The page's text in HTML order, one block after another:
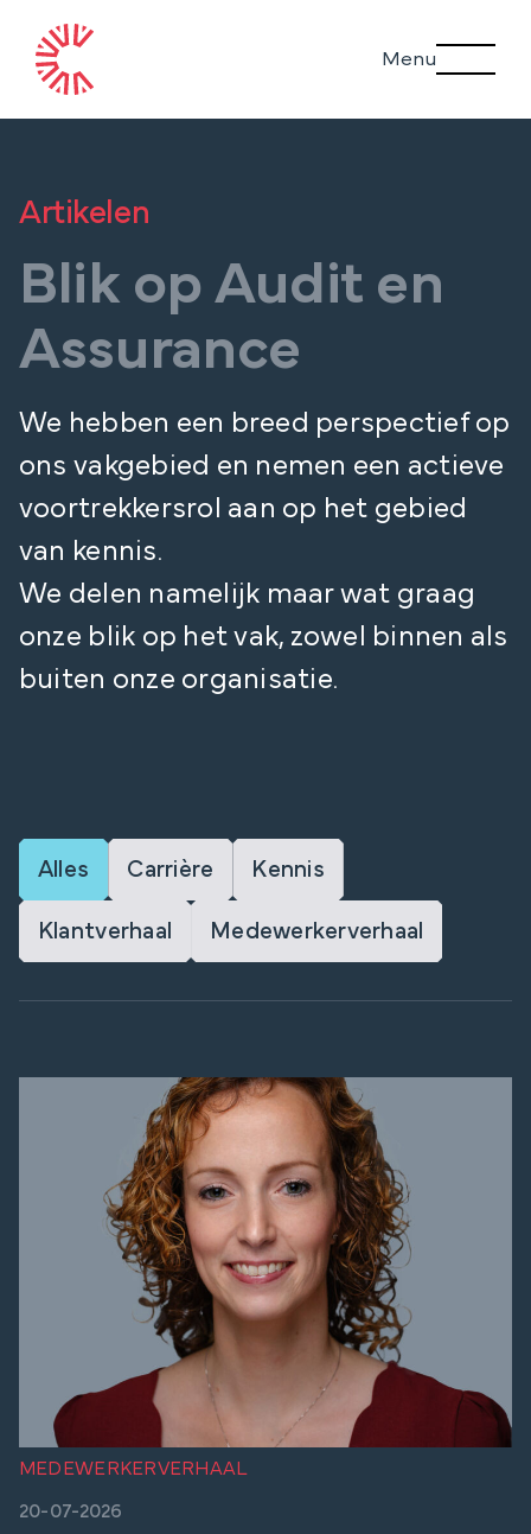
naar Menu
Artikelen
Blik op Audit en
Assurance
We hebben een breed perspectief op
ons vakgebied en nemen een actieve
voortrekkersrol aan op het gebied
van kennis.
We delen namelijk maar wat graag
onze blik op het vak, zowel binnen als
buiten onze organisatie.
Alles Carrière Kennis
Klantverhaal Medewerkerverhaal
MEDEWERKERVERHAAL
20-07-2026